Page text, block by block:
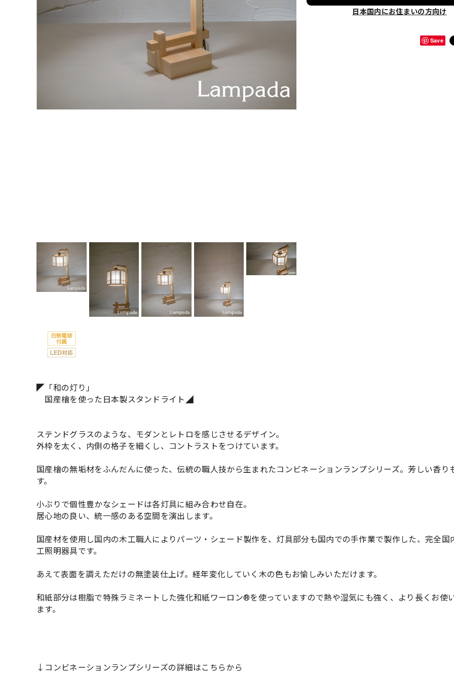
日本国内にお住まいの方向け
Save
◤「和の灯り」
国産檜を使った日本製スタンドライト◢
ステンドグラスのような、モダンとレトロを感じさせるデザイン。
外枠を太く、内側の格子を細くし、コントラストをつけています。
国産檜の無垢材をふんだんに使った、伝統の職人技から生まれたコンビネーションランプシリーズ。芳しい香り
す。
小ぶりで個性豊かなシェードは各灯具に組み合わせ自在。
居心地の良い、統一感のある空間を演出します。
国産材を使用し国内の木工職人によりパーツ・シェード製作を、灯具部分も国内での手作業で製作した、完全国
工照明器具です。
あえて表面を調えただけの無塗装仕上げ。経年変化していく木の色もお愉しみいただけます。
和紙部分は樹脂で特殊ラミネートした強化和紙ワーロン®を使っていますので熱や湿気にも強く、より長くお使
ます。
↓コンビネーションランプシリーズの詳細はこちらから